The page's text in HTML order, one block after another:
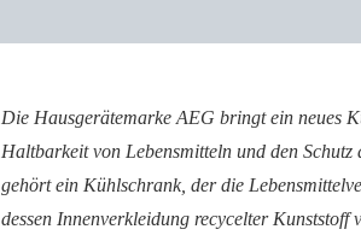
Die Hausgerätemarke AEG bringt ein neues
Haltbarkeit von Lebensmitteln und den
gehört ein Kühlschrank, der die
dessen Innenverkleidung recycelter